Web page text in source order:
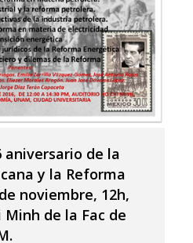
aniversario de la
y la Reforma
noviembre, 12h,
de la Fac de